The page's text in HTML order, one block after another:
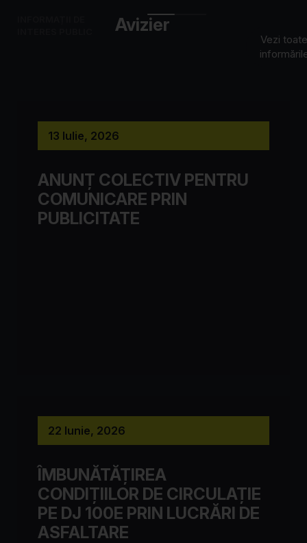
Avizier
Vezi
13 Iulie, 2026
ANUNȚ COLECTIV PENTRU
COMUNICARE PRIN
PUBLICITATE
22 Iunie, 2026
ÎMBUNĂTĂȚIREA
CONDIȚIILOR DE CIRCULAȚIE
PE DJ 100E PRIN LUCRĂRI DE
ASFALTARE